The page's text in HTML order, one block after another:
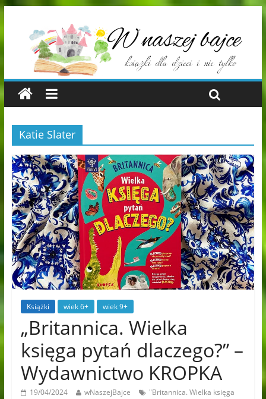
Katie Slater
Książki wiek 6+ wiek 9+
„Britannica. Wielka
księga pytań dlaczego?” –
Wydawnictwo KROPKA
19/04/2024 wNaszejBajce
"Britannica. Wielka księga